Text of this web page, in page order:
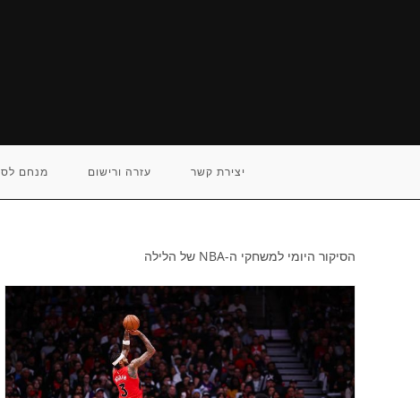
יצירת קשר עזרה ורישום מנחם לס
הסיקור היומי למשחקי ה-NBA של הלילה